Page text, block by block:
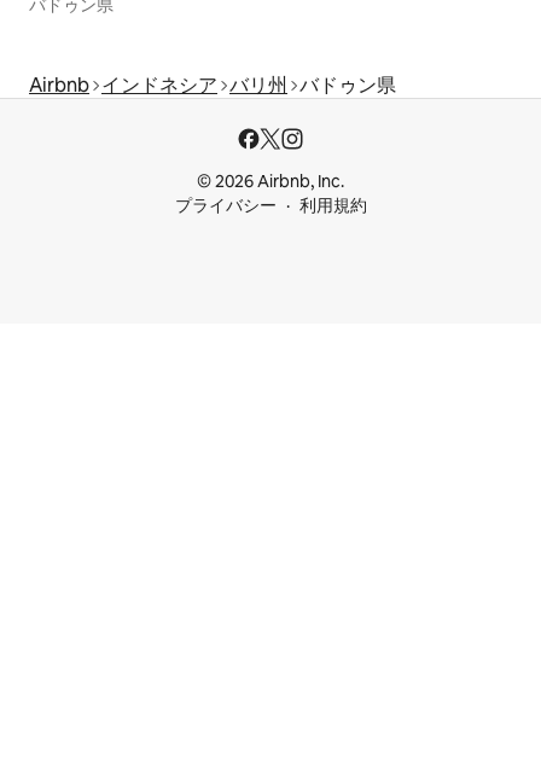
バドゥン県
Airbnb インドネシア バリ州 バドゥン県
© 2026 Airbnb, Inc.
プライバシー
利用規約